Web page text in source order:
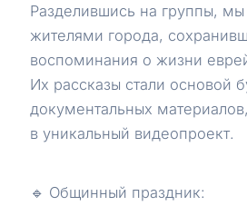
Разделившись на группы, мы
жителями города,
воспоминания о жизни
Их рассказы стали основой
документальных
в уникальный видеопроект.
🔹 Общинный праздник: